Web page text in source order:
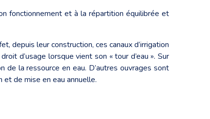
fonctionnement et à la répartition équilibrée et
depuis leur construction, ces canaux d’irrigation
d’usage lorsque vient son « tour d’eau ». Sur
de la ressource en eau. D’autres ouvrages sont
et de mise en eau annuelle.